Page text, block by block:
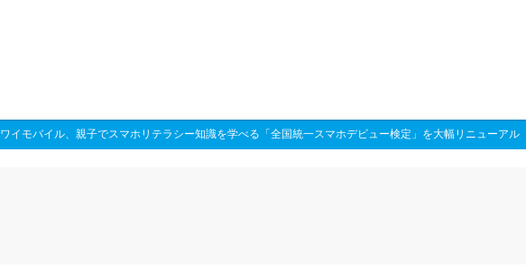
ワイモバイル、親子でスマホリテラシー知識を学べる「全国統一スマホデビュー検定」を大幅リニューアル